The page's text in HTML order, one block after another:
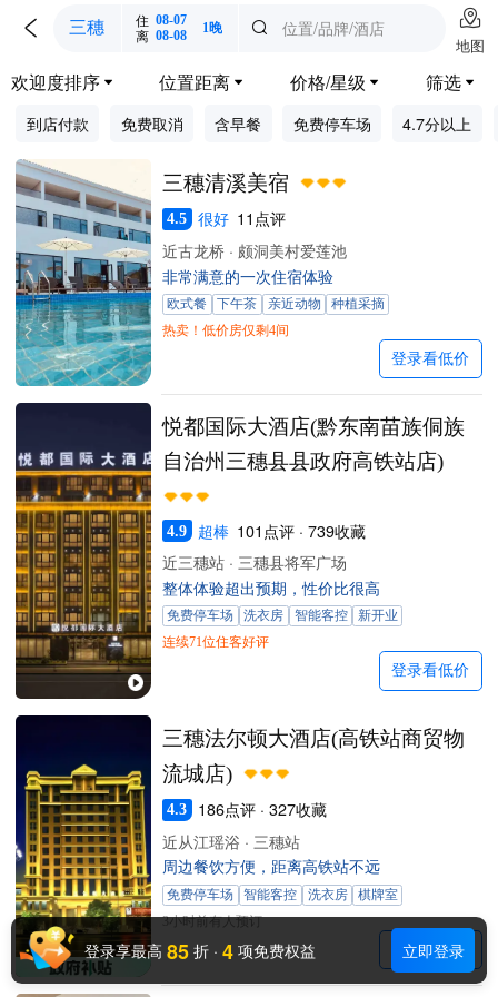
 三穗 住 08-07
离 08-08 1晚  位置/品牌/酒店 
地图
欢迎度排序 位置距离  价格/星级  筛选 
到店付款 免费取消 含早餐 免费停车场 4.7分以上
三穗清溪美宿
4.5 很好 11点评
近古龙桥 · 颇洞美村爱莲池
非常满意的一次住宿体验
欧式餐 下午茶 亲近动物
种植采摘
热卖！低价房仅剩4间
登录看低价
悦都国际大酒店(黔东南苗族侗族
自治州三穗县县政府高铁站店)
4.9 超棒 101点评 · 739收藏
近三穗站 · 三穗县将军广场
整体体验超出预期，性价比很高
免费停车场 洗衣房 智能客控
新开业
连续71位住客好评
登录看低价
三穗法尔顿大酒店(高铁站商贸物
流城店)
4.3
186点评 · 327收藏
近从江瑶浴 · 三穗站
周边餐饮方便，距离高铁站不远
免费停车场 智能客控 洗衣房
棋牌室
3小时前有人预订
登录看低价
登录享最高 85 折 · 4 项免费权益 立即登录